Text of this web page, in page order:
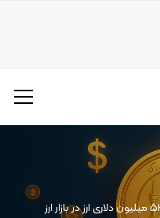
خرید و فروش ۵۳۷ میلیون دلاری ارز در بازار ارز